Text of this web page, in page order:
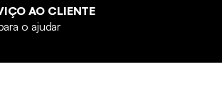
AO CLIENTE
o ajudar